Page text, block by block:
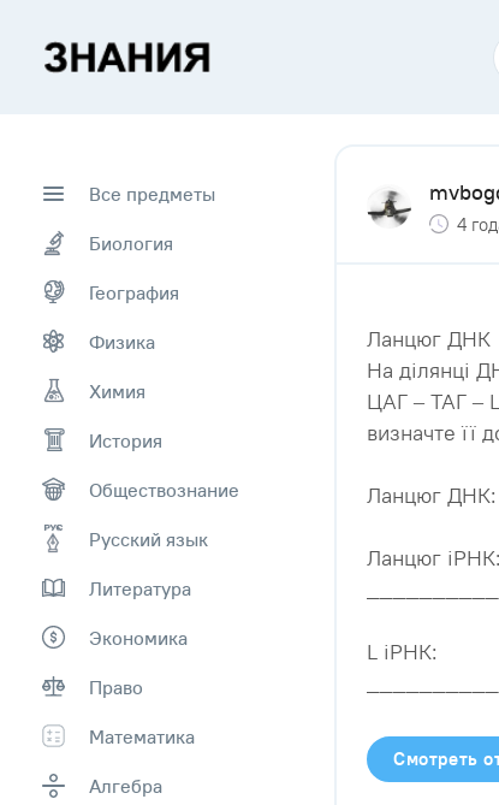
Все предметы
Биология
География
Физика
Химия
История
Обществознание
Русский язык
Литература
Экономика
Право
Математика
Алгебра
4
Ланцюг ДНК
На ділянці
ЦАГ – ТАГ –
визначте її
Ланцюг ДНК:
Ланцюг іРНК:
L іРНК:
Смотреть